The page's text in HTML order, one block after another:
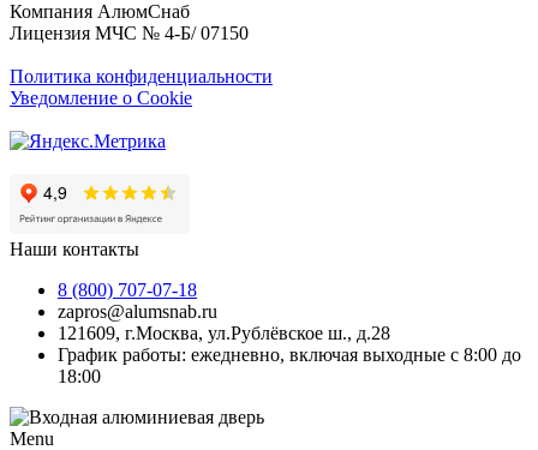
Компания АлюмСнаб
Лицензия МЧС № 4-Б/ 07150
Политика конфиденциальности
Уведомление о Cookie
Наши контакты
8 (800) 707-07-18
zapros@alumsnab.ru
121609, г.Москва, ул.Рублёвское ш., д.28
График работы: ежедневно, включая выходные с 8:00 до
18:00
Menu